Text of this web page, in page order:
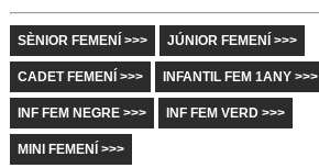
SÈNIOR FEMENÍ >>> JÚNIOR FEMENÍ >>>
CADET FEMENÍ >>> INFANTIL FEM 1ANY >>>
INF FEM NEGRE >>> INF FEM VERD >>>
MINI FEMENÍ >>>